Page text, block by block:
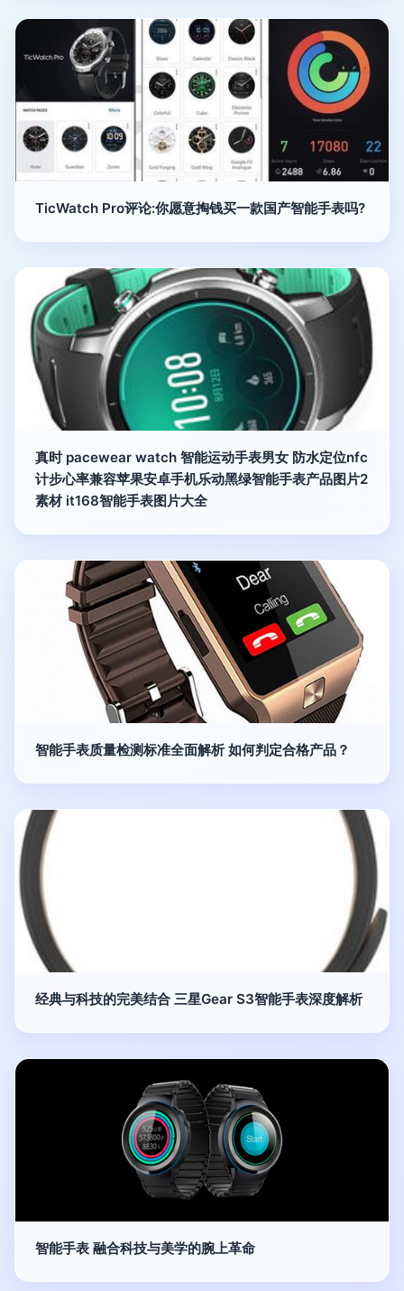
TicWatch Pro评论:你愿意掏钱买一款国产智能手表吗?
真时 pacewear watch 智能运动手表男女 防水定位nfc
计步心率兼容苹果安卓手机乐动黑绿智能手表产品图片2
素材 it168智能手表图片大全
智能手表质量检测标准全面解析 如何判定合格产品？
经典与科技的完美结合 三星Gear S3智能手表深度解析
智能手表 融合科技与美学的腕上革命